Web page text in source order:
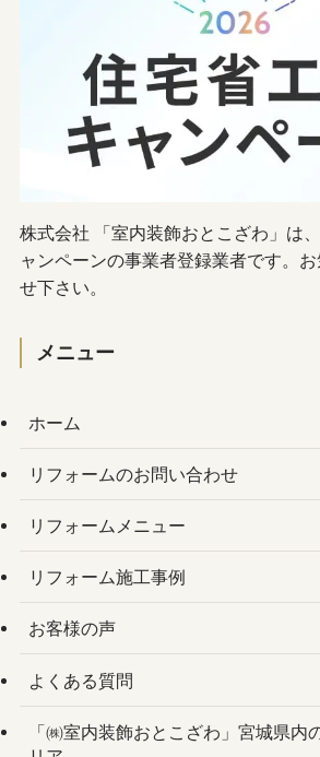
株式会社 「室内装飾おとこざわ」は
ャンペーンの事業者登録業者です。
せ下さい。
メニュー
ホーム
リフォームのお問い合わせ
リフォームメニュー
リフォーム施工事例
お客様の声
よくある質問
「㈱室内装飾おとこざわ」宮城県内